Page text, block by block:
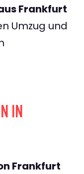
Frankfurt
Umzug und
IN
Frankfurt